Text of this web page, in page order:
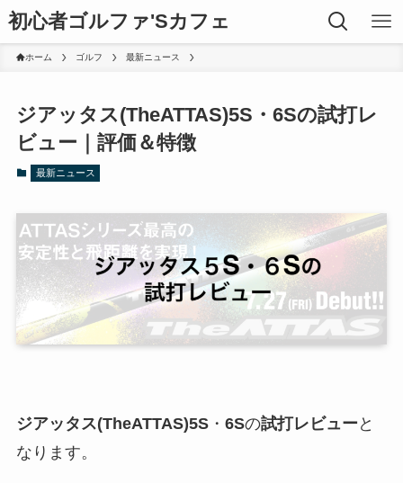
初心者ゴルファ'Sカフェ
ホーム ゴルフ 最新ニュース
ジアッタス(TheATTAS)5S・6Sの試打レ
ビュー｜評価＆特徴
最新ニュース
ジアッタス(TheATTAS)5S・ 6Sの試打レビュー と
なります。